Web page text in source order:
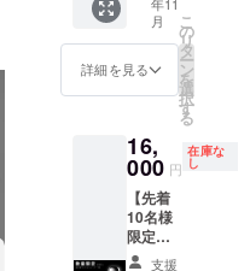
るんですよ
ね。一度気
になると
外でシェー
バーを使う
のも鼻毛を
処理するの
もだらしな
よる1年
保証】
超小
型、男
の身だ
しなみ
OX １
セット
一般販
売予定
価格：
26,400
円（税
月
詳細を見る
こ
の
リ
タ
ー
ン
を
選
択
す
る
16,
000 円
在庫な
し
【先着
10名様
限定】
SmaSm
支援